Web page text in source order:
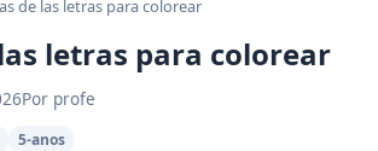
de las letras para colorear
letras para colorear
Por profe
5-anos